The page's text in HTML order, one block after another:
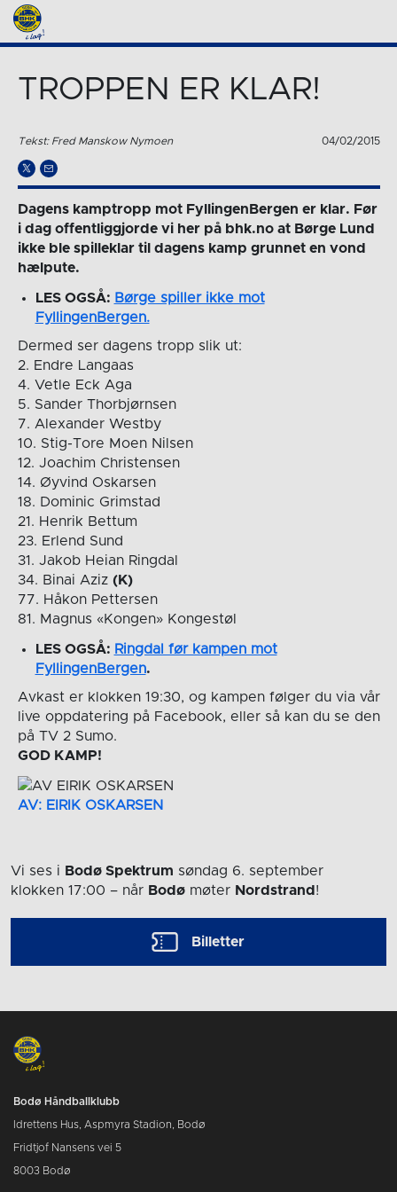
TROPPEN ER KLAR!
Tekst: Fred Manskow Nymoen 04/02/2015
Dagens kamptropp mot FyllingenBergen er klar. Før
i dag offentliggjorde vi her på bhk.no at Børge Lund
ikke ble spilleklar til dagens kamp grunnet en vond
hælpute.
LES OGSÅ: Børge spiller ikke mot
FyllingenBergen.
Dermed ser dagens tropp slik ut:
2. Endre Langaas
4. Vetle Eck Aga
5. Sander Thorbjørnsen
7. Alexander Westby
10. Stig-Tore Moen Nilsen
12. Joachim Christensen
14. Øyvind Oskarsen
18. Dominic Grimstad
21. Henrik Bettum
23. Erlend Sund
31. Jakob Heian Ringdal
34. Binai Aziz (K)
77. Håkon Pettersen
81. Magnus «Kongen» Kongestøl
LES OGSÅ: Ringdal før kampen mot
FyllingenBergen.
Avkast er klokken 19:30, og kampen følger du via vår
live oppdatering på Facebook, eller så kan du se den
på TV 2 Sumo.
GOD KAMP!
AV: EIRIK OSKARSEN
Vi ses i Bodø Spektrum søndag 6. september
klokken 17:00 – når Bodø møter Nordstrand !
Billetter
Bodø Håndballklubb
Idrettens Hus, Aspmyra Stadion, Bodø
Fridtjof Nansens vei 5
8003 Bodø